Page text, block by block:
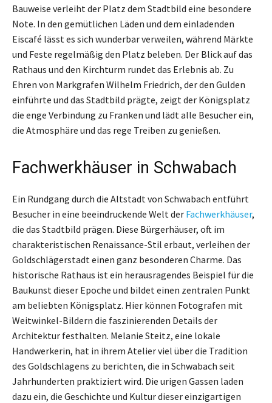
Bauweise verleiht der Platz dem Stadtbild eine besondere
Note. In den gemütlichen Läden und dem einladenden
Eiscafé lässt es sich wunderbar verweilen, während Märkte
und Feste regelmäßig den Platz beleben. Der Blick auf das
Rathaus und den Kirchturm rundet das Erlebnis ab. Zu
Ehren von Markgrafen Wilhelm Friedrich, der den Gulden
einführte und das Stadtbild prägte, zeigt der Königsplatz
die enge Verbindung zu Franken und lädt alle Besucher ein,
die Atmosphäre und das rege Treiben zu genießen.
Fachwerkhäuser in Schwabach
Ein Rundgang durch die Altstadt von Schwabach entführt
Besucher in eine beeindruckende Welt der Fachwerkhäuser,
die das Stadtbild prägen. Diese Bürgerhäuser, oft im
charakteristischen Renaissance-Stil erbaut, verleihen der
Goldschlägerstadt einen ganz besonderen Charme. Das
historische Rathaus ist ein herausragendes Beispiel für die
Baukunst dieser Epoche und bildet einen zentralen Punkt
am beliebten Königsplatz. Hier können Fotografen mit
Weitwinkel-Bildern die faszinierenden Details der
Architektur festhalten. Melanie Steitz, eine lokale
Handwerkerin, hat in ihrem Atelier viel über die Tradition
des Goldschlagens zu berichten, die in Schwabach seit
Jahrhunderten praktiziert wird. Die urigen Gassen laden
dazu ein, die Geschichte und Kultur dieser einzigartigen